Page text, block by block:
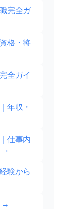
完全ガ
格・将
全ガイ
年収・
仕事内
→
験から
→